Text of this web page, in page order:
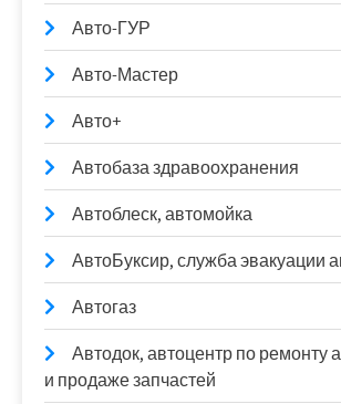
Авто-ГУР
Авто-Мастер
Авто+
Автобаза здравоохранения
Автоблеск, автомойка
АвтоБуксир, служба эвакуации
Автогаз
Автодок, автоцентр по ремонту
и продаже запчастей